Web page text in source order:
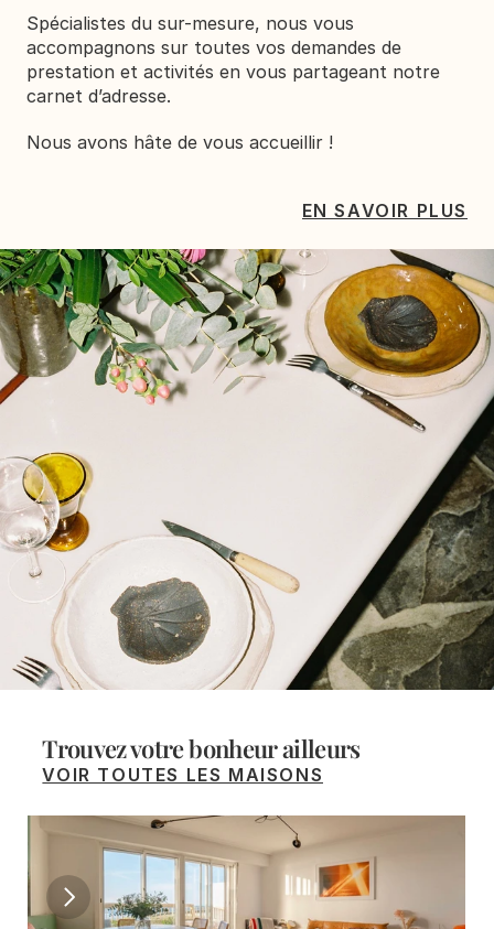
Spécialistes du sur-mesure, nous vous
accompagnons sur toutes vos demandes de
prestation et activités en vous partageant notre
carnet d’adresse.
Nous avons hâte de vous accueillir !
EN SAVOIR PLUS
Trouvez votre bonheur ailleurs
VOIR TOUTES LES MAISONS